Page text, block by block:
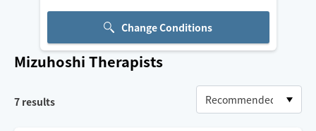
Change Conditions
Mizuhoshi Therapists
7 results